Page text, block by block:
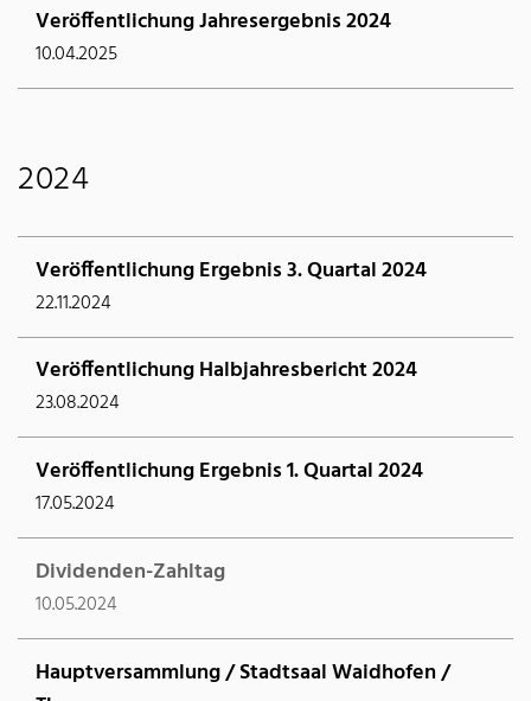
Veröffentlichung Jahresergebnis 2024
10.04.2025
2024
Veröffentlichung Ergebnis 3. Quartal 2024
22.11.2024
Veröffentlichung Halbjahresbericht 2024
23.08.2024
Veröffentlichung Ergebnis 1. Quartal 2024
17.05.2024
Dividenden-Zahltag
10.05.2024
Hauptversammlung / Stadtsaal Waidhofen /